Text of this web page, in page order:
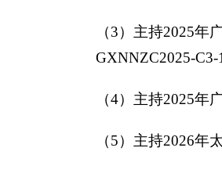
（3）主持2025
GXNNZC2025-C3-
（4）主持2025
（5）主持2026年